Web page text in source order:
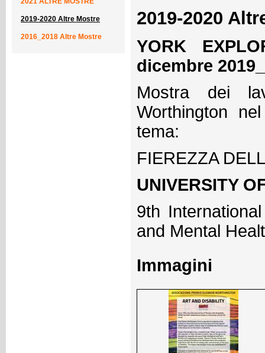
2019-2020 Altre Mostre
2016_2018 Altre Mostre
2019-2020
YORK
dicembre
Mostra dei
Worthington
tema:
FIEREZZA
UNIVERSITY
9th
and Mental
Immagini